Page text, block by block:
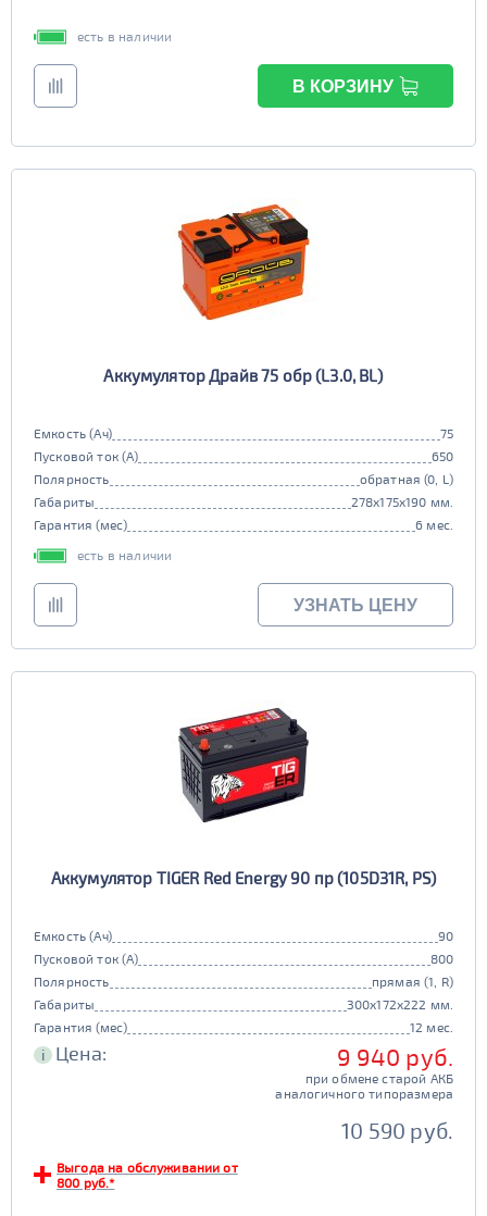
есть в наличии
В КОРЗИНУ
Аккумулятор Драйв 75 обр (L3.0, BL)
Емкость (Ач)
75
Пусковой ток (А)
650
Полярность
обратная (0, L)
Габариты
278x175x190 мм.
Гарантия (мес)
6 мес.
есть в наличии
УЗНАТЬ ЦЕНУ
Аккумулятор TIGER Red Energy 90 пр (105D31R, PS)
Емкость (Ач)
90
Пусковой ток (А)
800
Полярность
прямая (1, R)
Габариты
300x172x222 мм.
Гарантия (мес)
12 мес.
i Цена: 9 940 руб.
при обмене старой АКБ
аналогичного типоразмера
10 590 руб.
Выгода на обслуживании от
800 руб.*